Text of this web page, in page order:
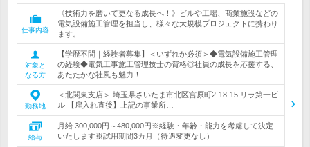
仕事内容
《技術力を磨いて更なる成長へ！》ビルや工場、商業施設などの
電気設備施工管理を担当し、様々な大規模プロジェクトに携わり
ます。
対象と
なる方
【学歴不問｜経験者募集】＜いずれか必須＞◆電気設備施工管理
の経験◆電気工事施工管理技士の資格◎社員の成長を応援する、
あたたかな社風も魅力！
勤務地
＜北関東支店＞ 埼玉県さいたま市北区宮原町2-18-15 リラ第一ビ
ル 【雇入れ直後】上記の事業所…
給与
月給 300,000円～480,000円※経験・年齢・能力を考慮して決定
いたします※試用期間3カ月（待遇変更なし）